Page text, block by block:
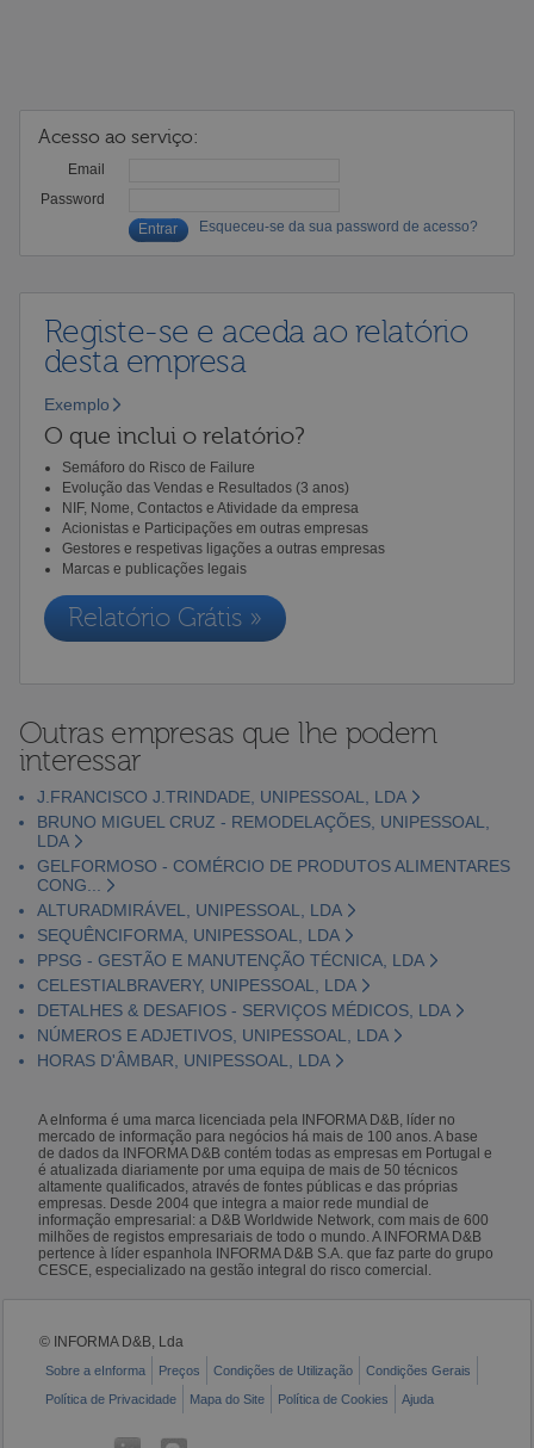
Acesso ao serviço:
Email
Password
Esqueceu-se da sua password de acesso?
Registe-se e aceda ao relatório
desta empresa
Exemplo
O que inclui o relatório?
Semáforo do Risco de Failure
Evolução das Vendas e Resultados (3 anos)
NIF, Nome, Contactos e Atividade da empresa
Acionistas e Participações em outras empresas
Gestores e respetivas ligações a outras empresas
Marcas e publicações legais
Relatório Grátis »
Outras empresas que lhe podem
interessar
J.FRANCISCO J.TRINDADE, UNIPESSOAL, LDA
BRUNO MIGUEL CRUZ - REMODELAÇÕES, UNIPESSOAL,
LDA
GELFORMOSO - COMÉRCIO DE PRODUTOS ALIMENTARES
CONG...
ALTURADMIRÁVEL, UNIPESSOAL, LDA
SEQUÊNCIFORMA, UNIPESSOAL, LDA
PPSG - GESTÃO E MANUTENÇÃO TÉCNICA, LDA
CELESTIALBRAVERY, UNIPESSOAL, LDA
DETALHES & DESAFIOS - SERVIÇOS MÉDICOS, LDA
NÚMEROS E ADJETIVOS, UNIPESSOAL, LDA
HORAS D'ÂMBAR, UNIPESSOAL, LDA
A eInforma é uma marca licenciada pela INFORMA D&B, líder no
mercado de informação para negócios há mais de 100 anos. A base
de dados da INFORMA D&B contém todas as empresas em Portugal e
é atualizada diariamente por uma equipa de mais de 50 técnicos
altamente qualificados, através de fontes públicas e das próprias
empresas. Desde 2004 que integra a maior rede mundial de
informação empresarial: a D&B Worldwide Network, com mais de 600
milhões de registos empresariais de todo o mundo. A INFORMA D&B
pertence à líder espanhola INFORMA D&B S.A. que faz parte do grupo
CESCE, especializado na gestão integral do risco comercial.
© INFORMA D&B, Lda
Sobre a eInforma Preços Condições de Utilização
Condições Gerais
Política de Privacidade
Mapa do Site Política de Cookies Ajuda